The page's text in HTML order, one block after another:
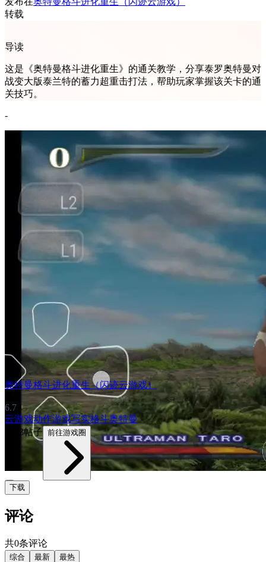
转载
导读
这是《奥特曼格斗进化重生》的通关教学，分享泰罗奥特曼对
战变大版泰兰特的蓄力超重击打法，帮助玩家掌握该关卡的通
关技巧。
-
奥特曼格斗进化重生（闪迹云游戏）
6.7
云游戏动作游戏写实格斗奥特曼
2373帖子 前往游戏圈
下载
评论
共0条评论
综合 最新 最热